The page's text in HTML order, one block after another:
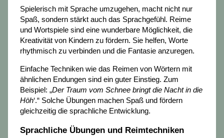
Spielerisch mit Sprache umzugehen, macht nicht nur
Spaß, sondern stärkt auch das Sprachgefühl. Reime
und Wortspiele sind eine wunderbare Möglichkeit, die
Kreativität von Kindern zu fördern. Sie helfen, Worte
rhythmisch zu verbinden und die Fantasie anzuregen.
Einfache Techniken wie das Reimen von Wörtern mit
ähnlichen Endungen sind ein guter Einstieg. Zum
Beispiel: „Der Traum vom Schnee bringt die Nacht in die
Höh‘.“ Solche Übungen machen Spaß und fördern
gleichzeitig die sprachliche Entwicklung.
Sprachliche Übungen und Reimtechniken